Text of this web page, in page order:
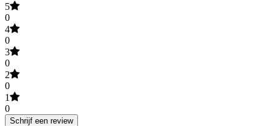
5
0
4
0
3
0
2
0
1
0
Schrijf een review